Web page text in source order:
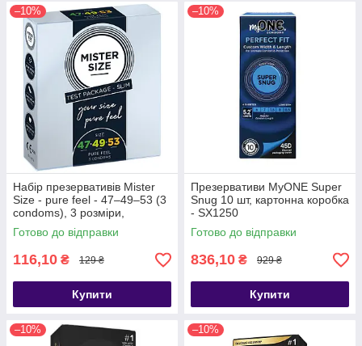
–10%
Набір презервативів Mister
Size - pure feel - 47–49–53 (3
condoms), 3 розміри,
товщина 0,05 мм - SO8039
Готово до відправки
116,10 ₴ 129 ₴
Купити
–10%
Презервативи MyONE Super
Snug 10 шт, картонна коробка
- SX1250
Готово до відправки
836,10 ₴ 929 ₴
Купити
–10% –10%